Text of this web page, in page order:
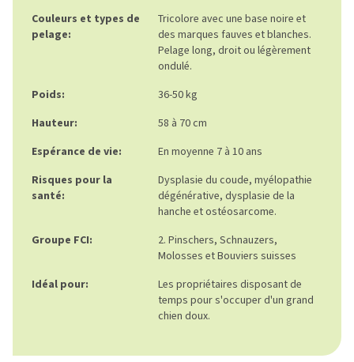
Couleurs et types de
pelage:
Tricolore avec une base noire et
des marques fauves et blanches.
Pelage long, droit ou légèrement
ondulé.
Poids:
36-50 kg
Hauteur:
58 à 70 cm
Espérance de vie:
En moyenne 7 à 10 ans
Risques pour la
santé:
Dysplasie du coude, myélopathie
dégénérative, dysplasie de la
hanche et ostéosarcome.
Groupe FCI:
2. Pinschers, Schnauzers,
Molosses et Bouviers suisses
Idéal pour:
Les propriétaires disposant de
temps pour s'occuper d'un grand
chien doux.